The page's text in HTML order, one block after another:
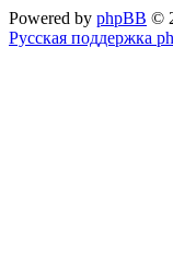
Powered by phpBB ©
Русская поддержка